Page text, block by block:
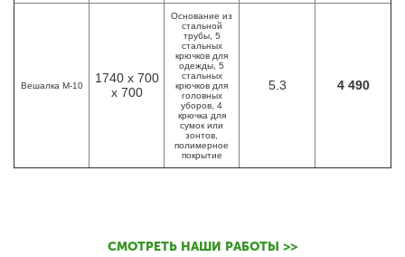
Вешалка М-10
1740 х 700
х 700
Основание из
стальной
трубы, 5
стальных
крючков для
одежды, 5
стальных
крючков для
головных
уборов, 4
крючка для
сумок или
зонтов,
полимерное
покрытие
5.3 4 490
СМОТРЕТЬ НАШИ РАБОТЫ >>